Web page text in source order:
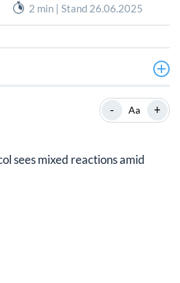
2 min | Stand 26.06.2025
Interesse an virtuellem
durch Markterholung
- Aa +
sees mixed reactions amid